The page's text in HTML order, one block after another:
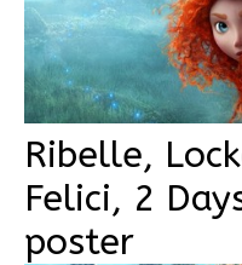
Ribelle,
Felici, 2
poster